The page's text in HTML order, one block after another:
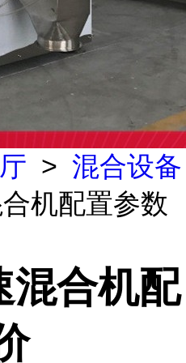
> 混合设备
机配置参数
混合机配